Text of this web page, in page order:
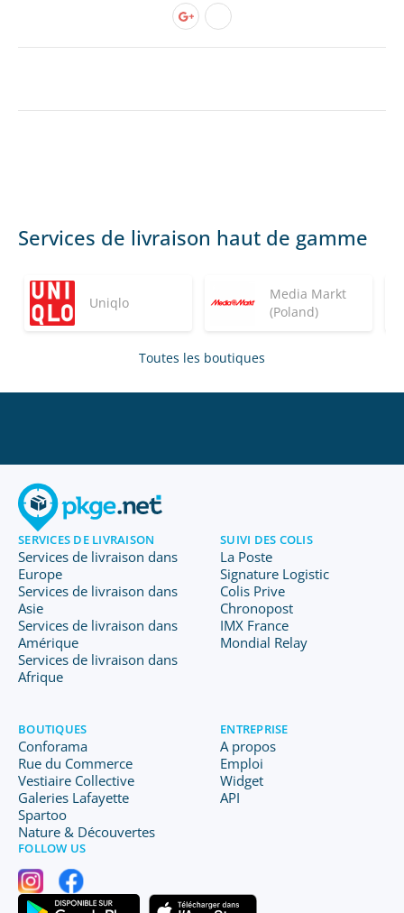
Services de livraison haut de gamme
Uniqlo
Media Markt
(Poland)
Toutes les boutiques
SERVICES DE LIVRAISON
Services de livraison dans
Europe
Services de livraison dans
Asie
Services de livraison dans
Amérique
Services de livraison dans
Afrique
SUIVI DES COLIS
La Poste
Signature Logistic
Colis Prive
Chronopost
IMX France
Mondial Relay
BOUTIQUES
Conforama
Rue du Commerce
Vestiaire Collective
Galeries Lafayette
Spartoo
Nature & Découvertes
ENTREPRISE
A propos
Emploi
Widget
API
FOLLOW US